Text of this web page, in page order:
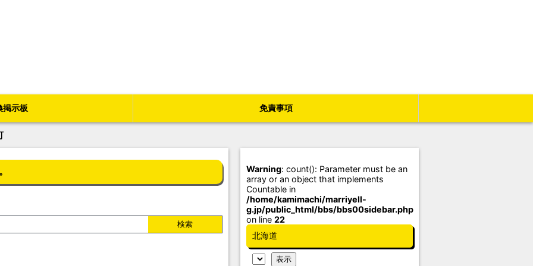
掲示板 免責事項
Warning: count(): Parameter must be an
array or an object that implements
Countable in
/home/kamimachi/marriyell-
g.jp/public_html/bbs/bbs00sidebar.php
on line 22
北海道